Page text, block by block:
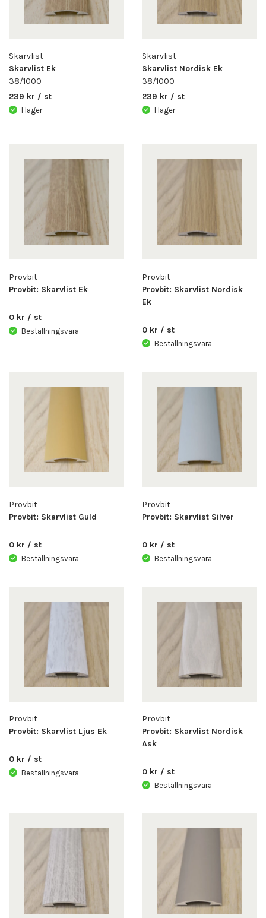
Skarvlist
Skarvlist Ek
38/1000
239 kr / st
I lager
Skarvlist
Skarvlist Nordisk Ek
38/1000
239 kr / st
I lager
Provbit
Provbit: Skarvlist Ek
0 kr / st
Beställningsvara
Provbit
Provbit: Skarvlist Nordisk
Ek
0 kr / st
Beställningsvara
Provbit
Provbit: Skarvlist Guld
0 kr / st
Beställningsvara
Provbit
Provbit: Skarvlist Silver
0 kr / st
Beställningsvara
Provbit
Provbit: Skarvlist Ljus Ek
0 kr / st
Beställningsvara
Provbit
Provbit: Skarvlist Nordisk
Ask
0 kr / st
Beställningsvara